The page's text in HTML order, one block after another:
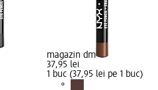
magazin dm
37,95 lei
1 buc (37,95 lei pe 1 buc)